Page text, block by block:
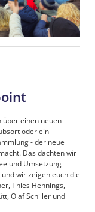
über einen neuen
oder ein
- der neue
Das dachten wir
und Umsetzung
wir zeigen euch die
Thies Hennings,
Olaf Schiller und